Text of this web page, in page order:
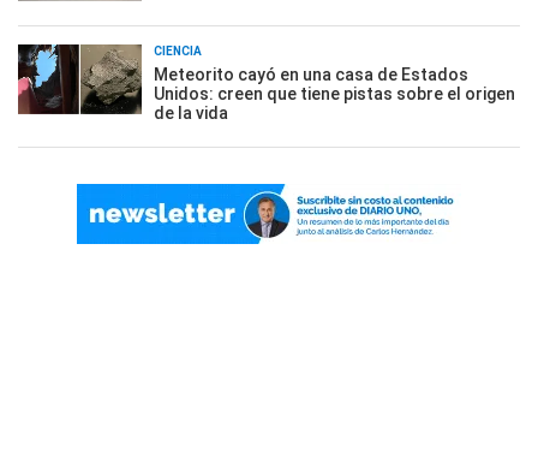
CIENCIA
Meteorito cayó en una casa de Estados
Unidos: creen que tiene pistas sobre el origen
de la vida